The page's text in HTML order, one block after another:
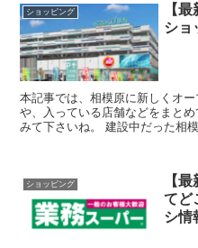
ショッピング
【
ショ
本記事では、相模原に新しくオ
や、入っている店舗などをまと
みて下さいね。 建設中だった相模原のショッピングモールはオープ
ショッピング
【
てど
シ情